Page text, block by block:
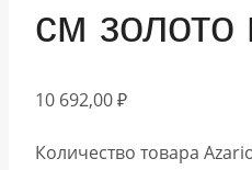
см золото
10 692,00₽
Количество товара